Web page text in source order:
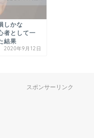
しかな
者として一
結果
2020年9月12日
スポンサーリンク